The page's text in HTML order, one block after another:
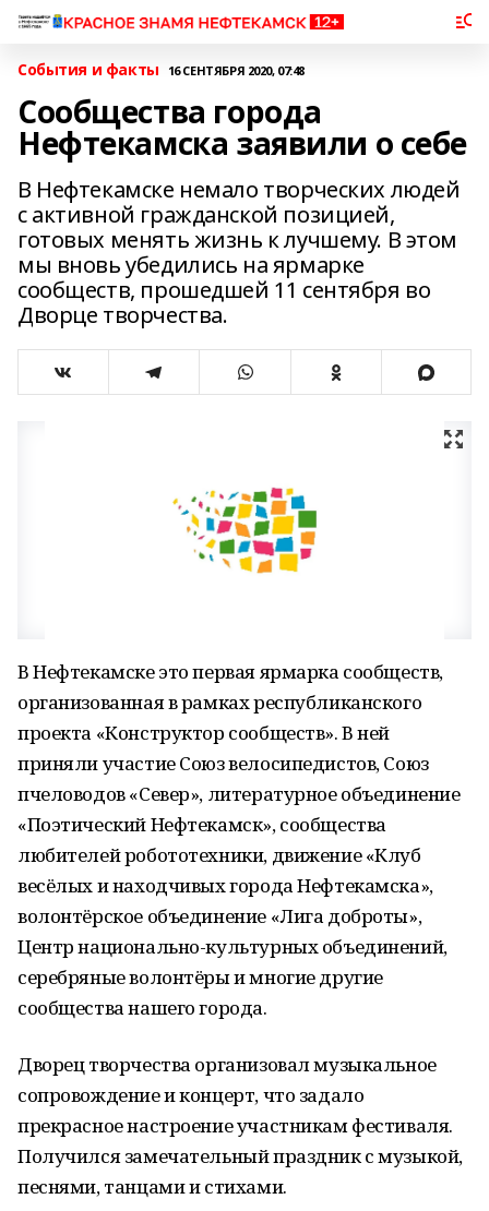
События и факты 16 СЕНТЯБРЯ 2020, 07:48
Сообщества города
Нефтекамска заявили о себе
В Нефтекамске немало творческих людей
с активной гражданской позицией,
готовых менять жизнь к лучшему. В этом
мы вновь убедились на ярмарке
сообществ, прошедшей 11 сентября во
Дворце творчества.
В Нефтекамске это первая ярмарка сообществ,
организованная в рамках республиканского
проекта «Конструктор сообществ». В ней
приняли участие Союз велосипедистов, Союз
пчеловодов «Север», литературное объединение
«Поэтический Нефтекамск», сообщества
любителей робототехники, движение «Клуб
весёлых и находчивых города Нефтекамска»,
волонтёрское объединение «Лига доброты»,
Центр национально-культурных объединений,
серебряные волонтёры и многие другие
сообщества нашего города.
Дворец творчества организовал музыкальное
сопровождение и концерт, что задало
прекрасное настроение участникам фестиваля.
Получился замечательный праздник с музыкой,
песнями, танцами и стихами.